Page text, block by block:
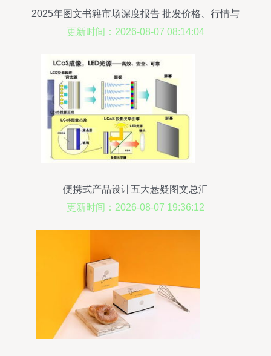
2025年图文书籍市场深度报告 批发价格、行情与
供应趋势解析
更新时间：2026-08-07 08:14:04
便携式产品设计五大悬疑图文总汇
更新时间：2026-08-07 19:36:12